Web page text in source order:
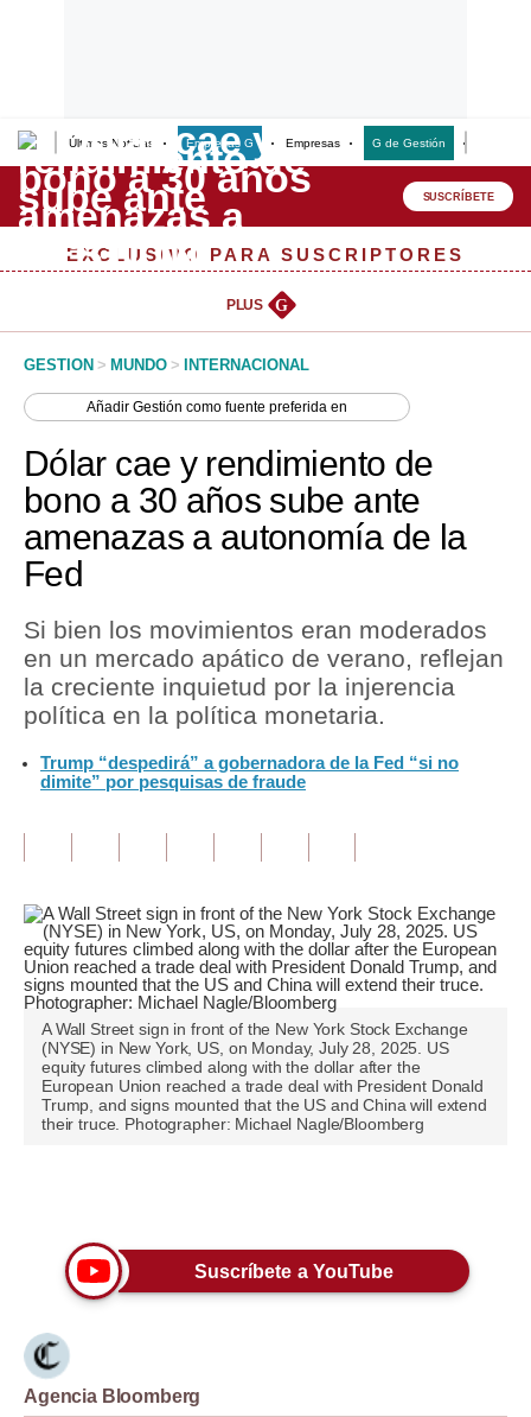
Últimas Noticias Empresas G Empresas G de Gestión
Lo último
Peru Quiosco
Management & Empleo
Perú
Política
Tu Dinero
Finanzas Personales
Inmobiliarias
Plus G
Opinión
Pregunta de hoy
Blogs
Tendencias
Lujo
Viajes
Moda
EEUU
México
España
Internacional
SUSCRÍBETE
EXCLUSIVO PARA SUSCRIPTORES
PLUS G
GESTION > MUNDO > INTERNACIONAL
AñadirGestión como fuente preferida en
Dólar cae y rendimiento de
bono a 30 años sube ante
amenazas a autonomía de la
Fed
Si bien los movimientos eran moderados
en un mercado apático de verano, reflejan
la creciente inquietud por la injerencia
política en la política monetaria.
Trump “despedirá” a gobernadora de la Fed “si no
dimite” por pesquisas de fraude
A Wall Street sign in front of the New York Stock Exchange
(NYSE) in New York, US, on Monday, July 28, 2025. US
equity futures climbed along with the dollar after the
European Union reached a trade deal with President Donald
Trump, and signs mounted that the US and China will extend
their truce. Photographer: Michael Nagle/Bloomberg
Suscríbete a YouTube
Agencia Bloomberg